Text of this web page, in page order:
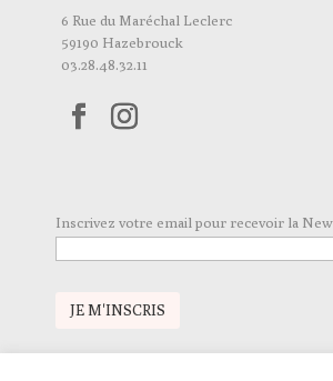
6 Rue du Maréchal Leclerc
59190 Hazebrouck
03.28.48.32.11
Inscrivez votre email pour recevoir la